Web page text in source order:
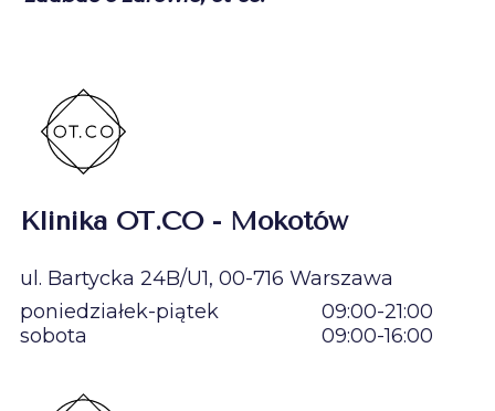
Klinika OT.CO - Mokotów
ul. Bartycka 24B/U1, 00-716 Warszawa
poniedziałek-piątek
09:00-21:00
sobota
09:00-16:00